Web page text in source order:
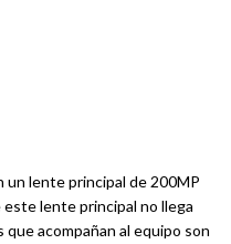
un lente principal de 200MP
lente principal no llega
que acompañan al equipo son